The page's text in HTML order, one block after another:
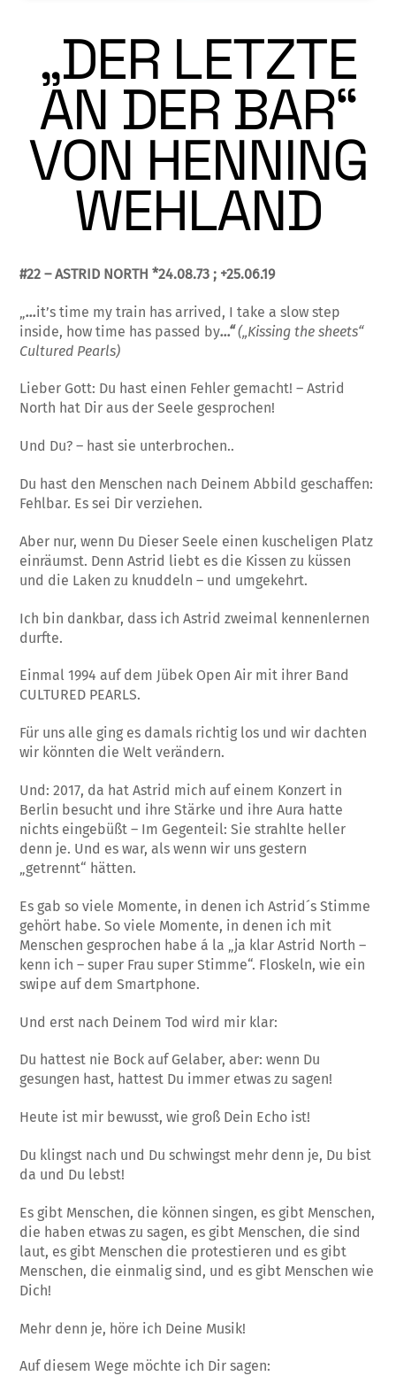
„DER LETZTE
AN DER BAR“
VON HENNING
WEHLAND
#22 – ASTRID NORTH *24.08.73 ; +25.06.19
„…it’s time my train has arrived, I take a slow step
inside, how time has passed by…“(„Kissing the sheets“
Cultured Pearls)
Lieber Gott: Du hast einen Fehler gemacht! – Astrid
North hat Dir aus der Seele gesprochen!
Und Du? – hast sie unterbrochen..
Du hast den Menschen nach Deinem Abbild geschaffen:
Fehlbar. Es sei Dir verziehen.
Aber nur, wenn Du Dieser Seele einen kuscheligen Platz
einräumst. Denn Astrid liebt es die Kissen zu küssen
und die Laken zu knuddeln – und umgekehrt.
Ich bin dankbar, dass ich Astrid zweimal kennenlernen
durfte.
Einmal 1994 auf dem Jübek Open Air mit ihrer Band
CULTURED PEARLS.
Für uns alle ging es damals richtig los und wir dachten
wir könnten die Welt verändern.
Und: 2017, da hat Astrid mich auf einem Konzert in
Berlin besucht und ihre Stärke und ihre Aura hatte
nichts eingebüßt – Im Gegenteil: Sie strahlte heller
denn je. Und es war, als wenn wir uns gestern
„getrennt“ hätten.
Es gab so viele Momente, in denen ich Astrid´s Stimme
gehört habe. So viele Momente, in denen ich mit
Menschen gesprochen habe á la „ja klar Astrid North –
kenn ich – super Frau super Stimme“. Floskeln, wie ein
swipe auf dem Smartphone.
Und erst nach Deinem Tod wird mir klar:
Du hattest nie Bock auf Gelaber, aber: wenn Du
gesungen hast, hattest Du immer etwas zu sagen!
Heute ist mir bewusst, wie groß Dein Echo ist!
Du klingst nach und Du schwingst mehr denn je, Du bist
da und Du lebst!
Es gibt Menschen, die können singen, es gibt Menschen,
die haben etwas zu sagen, es gibt Menschen, die sind
laut, es gibt Menschen die protestieren und es gibt
Menschen, die einmalig sind, und es gibt Menschen wie
Dich!
Mehr denn je, höre ich Deine Musik!
Auf diesem Wege möchte ich Dir sagen: